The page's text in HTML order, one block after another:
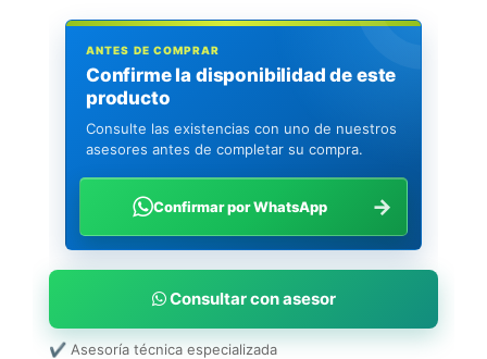
ANTES DE COMPRAR
Confirme la disponibilidad de este
producto
Consulte las existencias con uno de nuestros
asesores antes de completar su compra.
Confirmar por WhatsApp →
Consultar con asesor
✔ Asesoría técnica especializada